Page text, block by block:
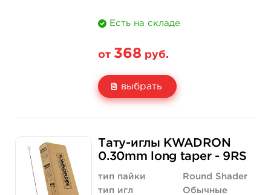
Есть на складе
от 368 руб.
выбрать
Цена
Количество
368 руб.
купить
536 руб.
купить
Тату-иглы KWADRON
0.30mm long taper - 9RS
тип пайки
Round Shader
тип игл
Обычные